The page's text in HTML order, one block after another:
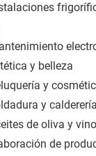
y belleza
y
y
de oliva y
de